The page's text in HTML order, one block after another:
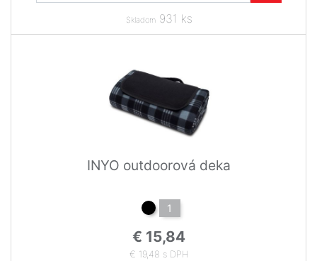
Skladom931 ks
INYO outdoorová deka
1
€ 15,84
€ 19,48 s DPH